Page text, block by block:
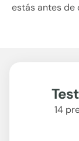
estás antes de
14